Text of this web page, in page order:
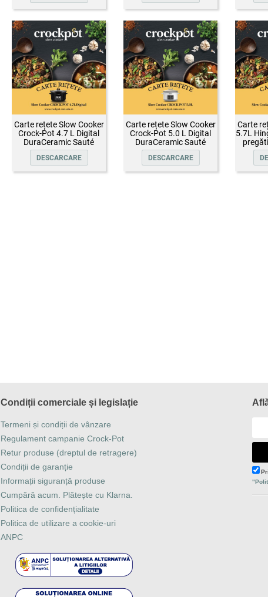
Carte rețete Slow Cooker
Crock-Pot 4.7 L Digital
DuraCeramic Sauté
DESCARCARE
Carte rețete Slow Cooker
Crock-Pot 5.0 L Digital
DuraCeramic Sauté
DESCARCARE
Carte
5.7L
Condiții comerciale și legislație
Termeni și condiții de vânzare
Regulament campanie Crock-Pot
Retur produse (dreptul de retragere)
Condiții de garanție
Informații siguranță produse
Cumpără acum. Plătește cu Klarna.
Politica de confidențialitate
Politica de utilizare a cookie-uri
ANPC